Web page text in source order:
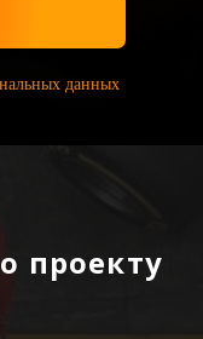
данных
проекту